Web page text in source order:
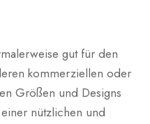
gut für den
kommerziellen oder
Größen und Designs
nützlichen und